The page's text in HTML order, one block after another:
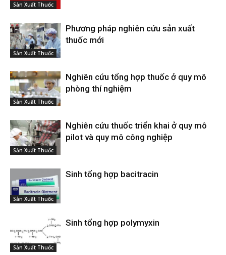
Sản Xuất Thuốc
Sản Xuất Thuốc
Phương pháp nghiên cứu sản xuất
thuốc mới
Sản Xuất Thuốc
Nghiên cứu tổng hợp thuốc ở quy mô
phòng thí nghiệm
Sản Xuất Thuốc
Nghiên cứu thuốc triển khai ở quy mô
pilot và quy mô công nghiệp
Sản Xuất Thuốc
Sinh tổng hợp bacitracin
Sản Xuất Thuốc
Sinh tổng hợp polymyxin